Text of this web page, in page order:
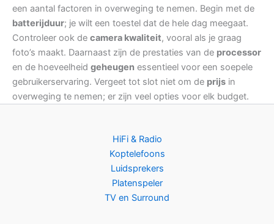
een aantal factoren in overweging te nemen. Begin met de
batterijduur; je wilt een toestel dat de hele dag meegaat.
Controleer ook de camera kwaliteit, vooral als je graag
foto’s maakt. Daarnaast zijn de prestaties van de processor
en de hoeveelheid geheugen essentieel voor een soepele
gebruikerservaring. Vergeet tot slot niet om de prijs in
overweging te nemen; er zijn veel opties voor elk budget.
HiFi & Radio
Koptelefoons
Luidsprekers
Platenspeler
TV en Surround